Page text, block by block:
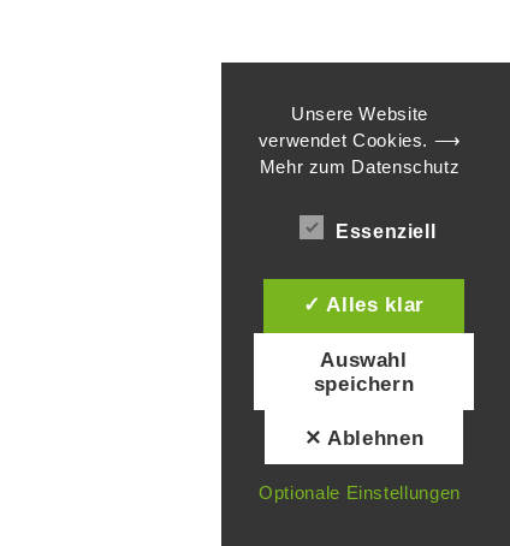
Unsere Website
verwendet Cookies. ⟶
Mehr zum Datenschutz
Essenziell
✓ Alles klar
Auswahl
speichern
✕ Ablehnen
Optionale Einstellungen